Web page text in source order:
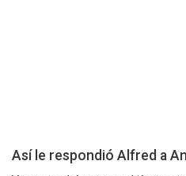
Así le respondió Alfred a